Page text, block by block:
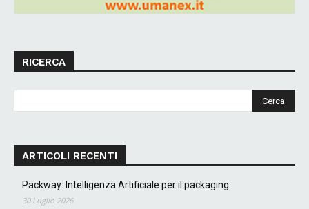
RICERCA
ARTICOLI RECENTI
Packway: Intelligenza Artificiale per il packaging
30 Luglio 2026